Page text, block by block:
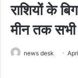
राशियों के
मीन तक सभी
news desk